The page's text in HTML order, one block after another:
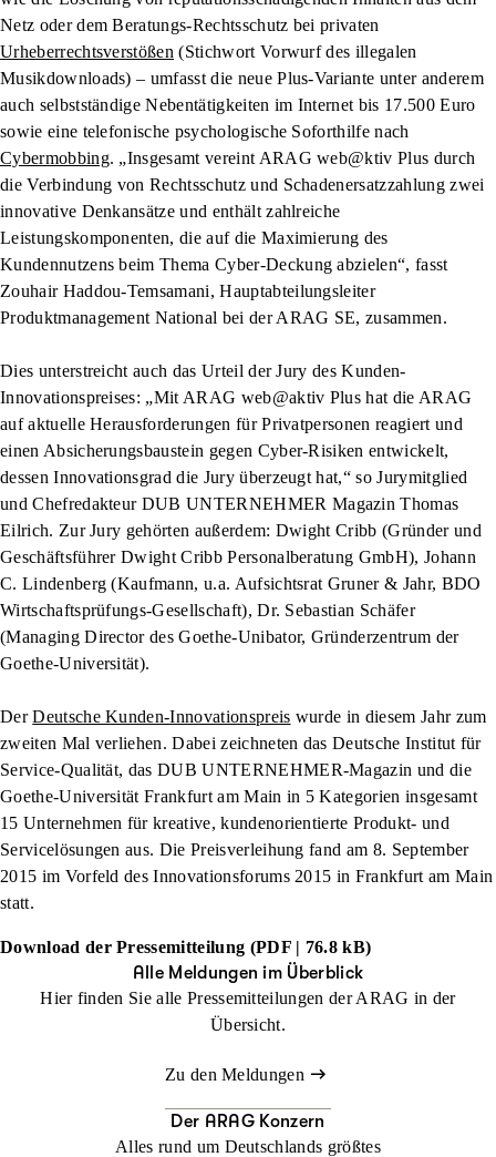
Netz oder dem Beratungs-Rechtsschutz bei privaten
Urheberrechtsverstößen (Stichwort Vorwurf des illegalen
Musikdownloads) – umfasst die neue Plus-Variante unter anderem
auch selbstständige Nebentätigkeiten im Internet bis 17.500 Euro
sowie eine telefonische psychologische Soforthilfe nach
Cybermobbing. „Insgesamt vereint ARAG web@ktiv Plus durch
die Verbindung von Rechtsschutz und Schadenersatzzahlung zwei
innovative Denkansätze und enthält zahlreiche
Leistungskomponenten, die auf die Maximierung des
Kundennutzens beim Thema Cyber-Deckung abzielen“, fasst
Zouhair Haddou-Temsamani, Hauptabteilungsleiter
Produktmanagement National bei der ARAG SE, zusammen.
Dies unterstreicht auch das Urteil der Jury des Kunden-
Innovationspreises: „Mit ARAG web@aktiv Plus hat die ARAG
auf aktuelle Herausforderungen für Privatpersonen reagiert und
einen Absicherungsbaustein gegen Cyber-Risiken entwickelt,
dessen Innovationsgrad die Jury überzeugt hat,“ so Jurymitglied
und Chefredakteur DUB UNTERNEHMER Magazin Thomas
Eilrich. Zur Jury gehörten außerdem: Dwight Cribb (Gründer und
Geschäftsführer Dwight Cribb Personalberatung GmbH), Johann
C. Lindenberg (Kaufmann, u.a. Aufsichtsrat Gruner & Jahr, BDO
Wirtschaftsprüfungs-Gesellschaft), Dr. Sebastian Schäfer
(Managing Director des Goethe-Unibator, Gründerzentrum der
Goethe-Universität).
DerDeutsche Kunden-Innovationspreis wurde in diesem Jahr zum
zweiten Mal verliehen. Dabei zeichneten das Deutsche Institut für
Service-Qualität, das DUB UNTERNEHMER-Magazin und die
Goethe-Universität Frankfurt am Main in 5 Kategorien insgesamt
15 Unternehmen für kreative, kundenorientierte Produkt- und
Servicelösungen aus. Die Preisverleihung fand am 8. September
2015 im Vorfeld des Innovationsforums 2015 in Frankfurt am Main
statt.
Download der Pressemitteilung (PDF | 76.8 kB)
Alle Meldungen im Überblick
Hier finden Sie alle Pressemitteilungen der ARAG in der
Übersicht.
Zu den Meldungen
Der ARAG Konzern
Alles rund um Deutschlands größtes